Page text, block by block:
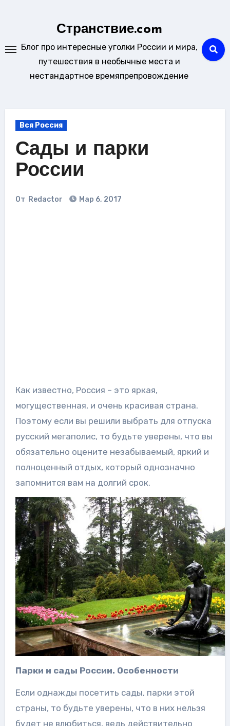
Странствие.com
Блог про интересные уголки России и мира,
путешествия в необычные места и
нестандартное времяпрепровождение
Вся Россия
Сады и парки
России
От Redactor Мар 6, 2017
Как известно, Россия – это яркая,
могущественная, и очень красивая страна.
Поэтому если вы решили выбрать для отпуска
русский мегаполис, то будьте уверены, что вы
обязательно оцените незабываемый, яркий и
полноценный отдых, который однозначно
запомнится вам на долгий срок.
Парки и сады России. Особенности
Если однажды посетить сады, парки этой
страны, то будьте уверены, что в них нельзя
будет не влюбиться, ведь действительно